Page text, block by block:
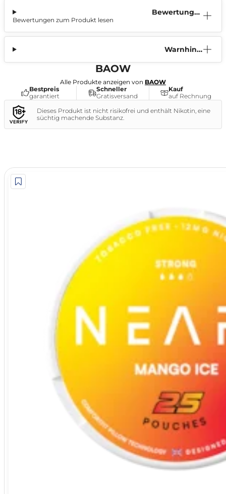
Bewertunge
Bewertungen zum Produkt lesen
Warnhinw
BAOW
Alle Produkte anzeigen von BAOW
Bestpreis
garantiert
Schneller
Gratisversand
Kauf
auf Rechnung
Dieses Produkt ist nicht risikofrei und enthält Nikotin, eine
süchtig machende Substanz.